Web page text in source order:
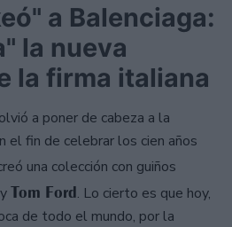
a Balenciaga:
la nueva
la firma italiana
a poner de cabeza a la
el fin de celebrar los cien años
una colección con guiños
yTom Ford. Lo cierto es que hoy,
de todo el mundo, por la